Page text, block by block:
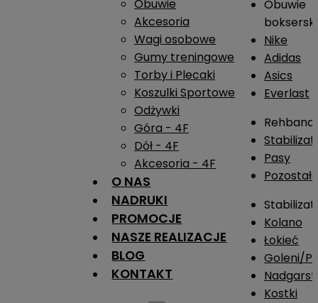
Obuwie
Akcesoria
Wagi osobowe
Gumy treningowe
Torby i Plecaki
Koszulki Sportowe
Odżywki
Góra - 4F
Dół - 4F
Akcesoria - 4F
O NAS
NADRUKI
PROMOCJE
NASZE REALIZACJE
BLOG
KONTAKT
Obuwie
Nike
Adidas
Asics
Everlast
Rehband
Pasy
Kolano
Łokieć
Goleni/
Kostki